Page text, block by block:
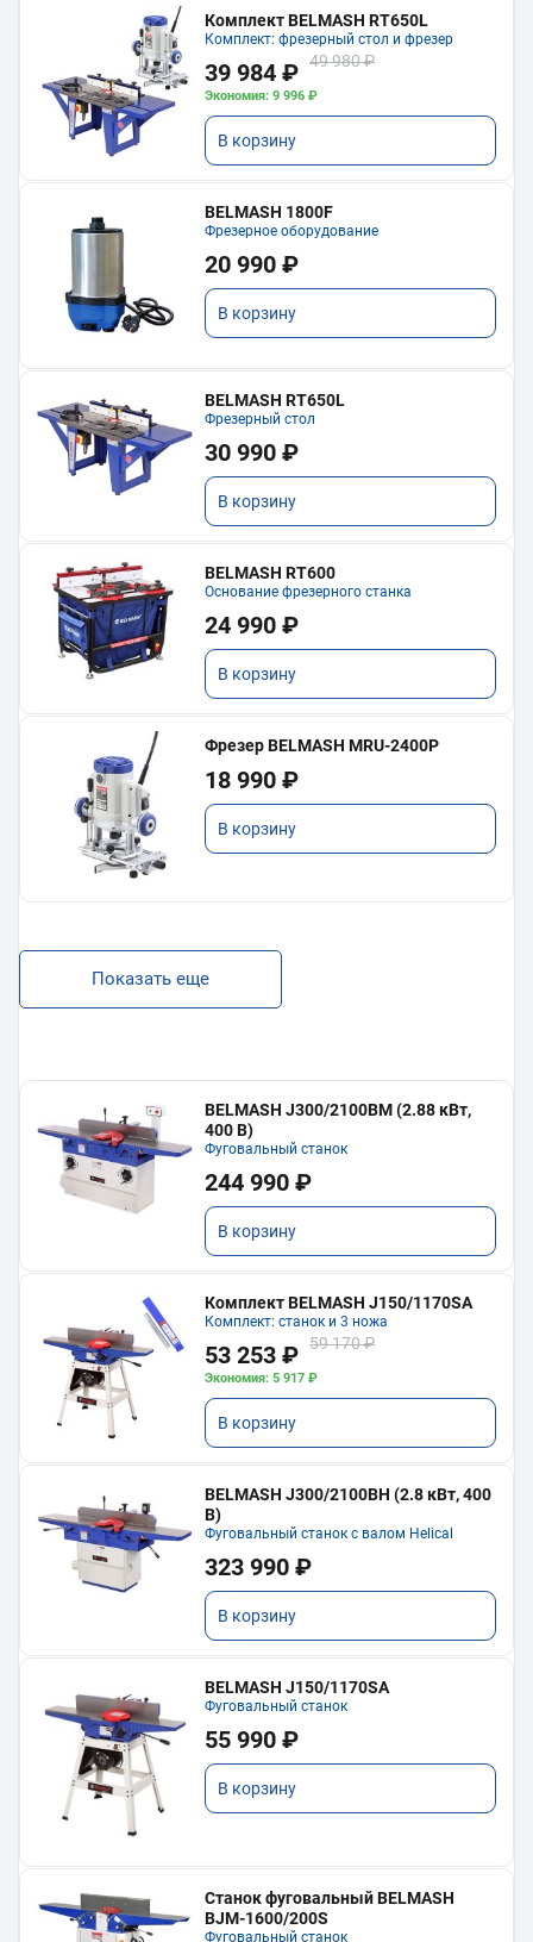
Комплект BELMASH RT650L
Комплект: фрезерный стол и фрезер
39 984 ₽ 49 980 ₽
Экономия: 9 996 ₽
В корзину
BELMASH 1800F
Фрезерное оборудование
20 990 ₽
В корзину
BELMASH RT650L
Фрезерный стол
30 990 ₽
В корзину
BELMASH RT600
Основание фрезерного станка
24 990 ₽
В корзину
Фрезер BELMASH MRU-2400P
18 990 ₽
В корзину
Показать еще
BELMASH J300/2100ВМ (2.88 кВт,
400 В)
Фуговальный станок
244 990 ₽
В корзину
Комплект BELMASH J150/1170SA
Комплект: станок и 3 ножа
53 253 ₽ 59 170 ₽
Экономия: 5 917 ₽
В корзину
BELMASH J300/2100ВH (2.8 кВт, 400
В)
Фуговальный станок с валом Helical
323 990 ₽
В корзину
BELMASH J150/1170SA
Фуговальный станок
55 990 ₽
В корзину
Станок фуговальный BELMASH
BJM-1600/200S
Фуговальный станок